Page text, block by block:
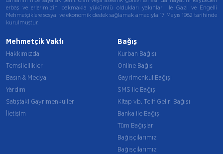
erbaş ve erlerimizin bakmakla yükümlü oldukları yakınları ile Gazi ve Engelli
Mehmetçiklere sosyal ve ekonomik destek sağlamak amacıyla 17 Mayıs 1982 tarihinde
kurulmuştur.
Mehmetçik Vakfı
Hakkımızda
Temsilcilikler
Basın & Medya
Yardım
Satıştaki Gayrimenkuller
İletişim
Bağış
Kurban Bağışı
Online Bağış
Gayrimenkul Bağışı
SMS ile Bağış
Kitap vb. Telif Geliri Bağışı
Banka ile Bağış
Tüm Bağışlar
Bağışçılarımız
Bağışçılarımız